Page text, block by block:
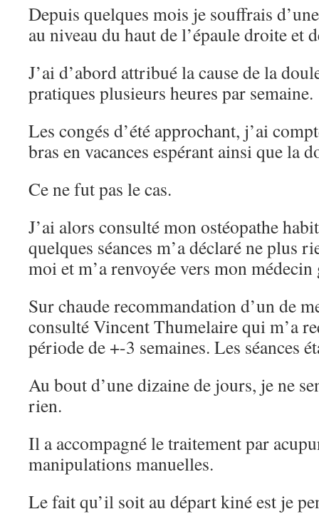
Depuis quelques mois je souffrais
au niveau du haut de l’épaule droite et
J’ai d’abord attribué la cause de la
pratiques plusieurs heures par semaine.
Les congés d’été approchant, j’ai
bras en vacances espérant ainsi que la
Ce ne fut pas le cas.
J’ai alors consulté mon ostéopathe
quelques séances m’a déclaré ne plus
moi et m’a renvoyée vers mon médecin
Sur chaude recommandation d’un de
consulté Vincent Thumelaire qui m’a
période de +-3 semaines. Les séances
Au bout d’une dizaine de jours, je ne
rien.
Il a accompagné le traitement par
manipulations manuelles.
Le fait qu’il soit au départ kiné est je